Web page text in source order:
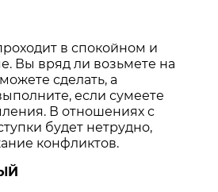
в спокойном и
Вы вряд ли возьмете на
сделать, а
если сумеете
В отношениях с
будет нетрудно,
конфликтов.